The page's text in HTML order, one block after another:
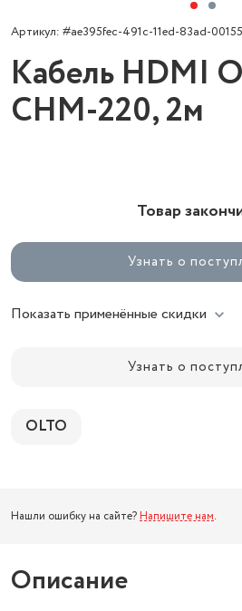
Артикул: #ae395fec-491c-11ed-83ad-
Кабель HDMI
CHM-220, 2м
Товар
Узнать о
Показать применённые скидки
Узнать о
OLTO
Нашли ошибку на сайте? Напишите нам.
Описание